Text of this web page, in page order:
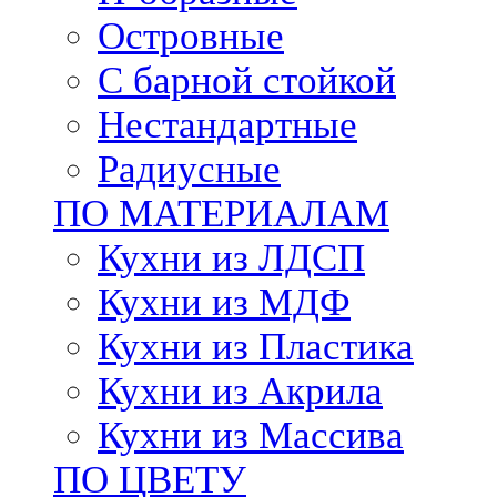
Островные
С барной стойкой
Нестандартные
Радиусные
ПО МАТЕРИАЛАМ
Кухни из ЛДСП
Кухни из МДФ
Кухни из Пластика
Кухни из Акрила
Кухни из Массива
ПО ЦВЕТУ